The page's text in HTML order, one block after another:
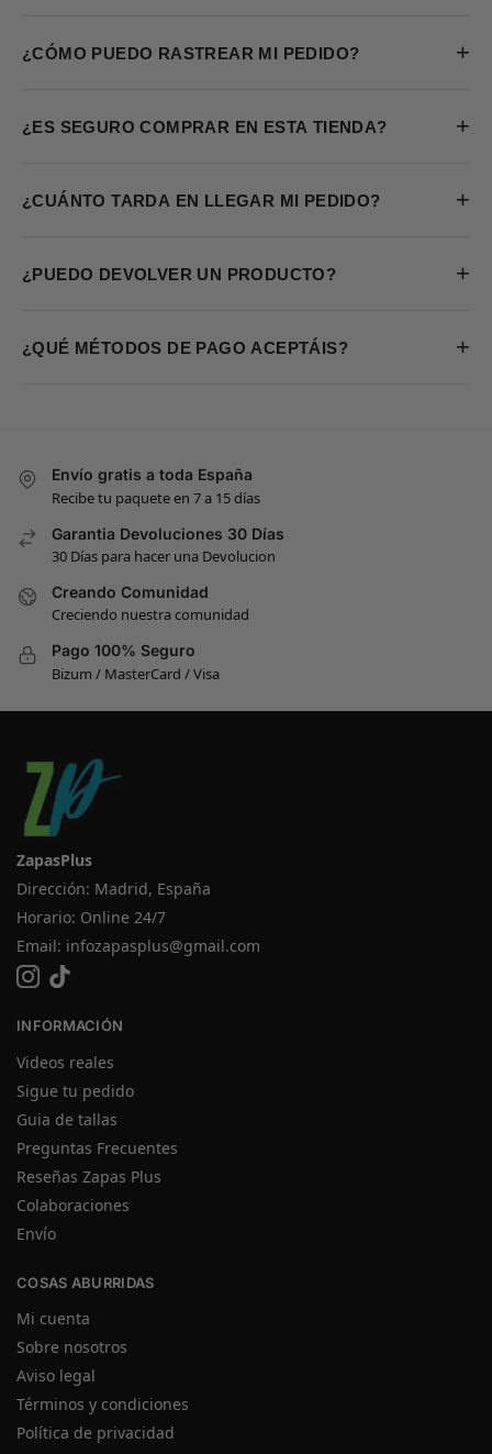
¿CÓMO PUEDO RASTREAR MI PEDIDO? +
¿ES SEGURO COMPRAR EN ESTA TIENDA? +
¿CUÁNTO TARDA EN LLEGAR MI PEDIDO? +
¿PUEDO DEVOLVER UN PRODUCTO? +
¿QUÉ MÉTODOS DE PAGO ACEPTÁIS? +
Envío gratis a toda España
Recibe tu paquete en 7 a 15 días
Garantia Devoluciones 30 Días
30 Días para hacer una Devolucion
Creando Comunidad
Creciendo nuestra comunidad
Pago 100% Seguro
Bizum / MasterCard / Visa
ZapasPlus
Dirección: Madrid, España
Horario: Online 24/7
Email: infozapasplus@gmail.com
INFORMACIÓN
Videos reales
Sigue tu pedido
Guia de tallas
Preguntas Frecuentes
Reseñas Zapas Plus
Colaboraciones
Envío
COSAS ABURRIDAS
Mi cuenta
Sobre nosotros
Aviso legal
Términos y condiciones
Política de privacidad